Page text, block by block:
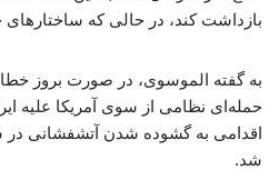
بازداشت کند، در حالی که
به گفته الموسوی، در صورت بروز
حمله‌ای نظامی از سوی آمریکا علیه
اقدامی به گشوده شدن آتشفشانی
شد.